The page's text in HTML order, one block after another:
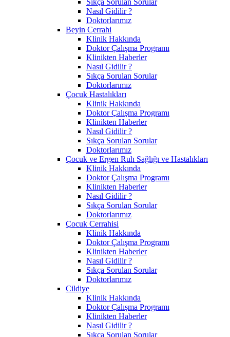
Nasıl Gidilir ?
Doktorlarımız
Beyin Cerrahi
Klinik Hakkında
Doktor Çalışma Programı
Klinikten Haberler
Nasıl Gidilir ?
Sıkça Sorulan Sorular
Doktorlarımız
Çocuk Hastalıkları
Klinik Hakkında
Doktor Çalışma Programı
Klinikten Haberler
Nasıl Gidilir ?
Sıkça Sorulan Sorular
Doktorlarımız
Çocuk ve Ergen Ruh Sağlığı ve Hastalıkları
Klinik Hakkında
Doktor Çalışma Programı
Klinikten Haberler
Nasıl Gidilir ?
Sıkça Sorulan Sorular
Doktorlarımız
Çocuk Cerrahisi
Klinik Hakkında
Doktor Çalışma Programı
Klinikten Haberler
Nasıl Gidilir ?
Sıkça Sorulan Sorular
Doktorlarımız
Cildiye
Klinik Hakkında
Doktor Çalışma Programı
Klinikten Haberler
Nasıl Gidilir ?
Sıkça Sorulan Sorular